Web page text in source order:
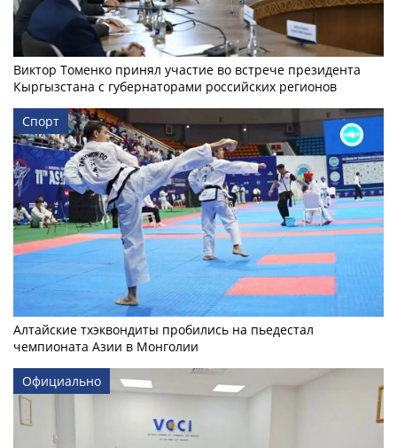
Виктор Томенко принял участие во встрече президента
Кыргызстана с губернаторами российских регионов
Спорт
Алтайские тхэквондиты пробились на пьедестал
чемпионата Азии в Монголии
Официально